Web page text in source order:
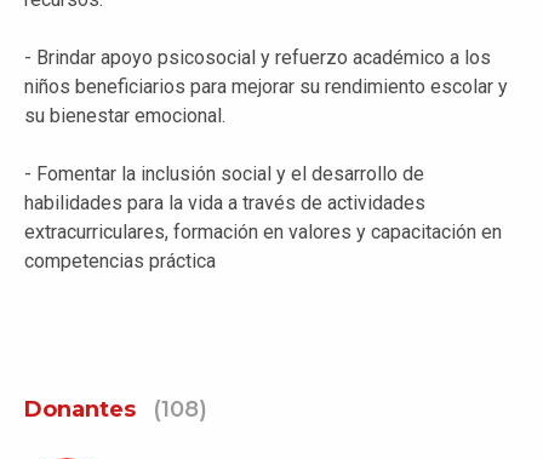
- Brindar apoyo psicosocial y refuerzo académico a los
niños beneficiarios para mejorar su rendimiento escolar y
su bienestar emocional.
- Fomentar la inclusión social y el desarrollo de
habilidades para la vida a través de actividades
extracurriculares, formación en valores y capacitación en
competencias práctica
Donantes (108)